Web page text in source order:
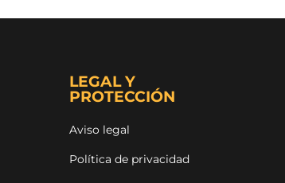
LEGAL Y
PROTECCIÓN
Aviso legal
Política de privacidad